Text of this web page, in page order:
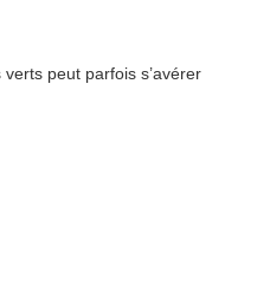
peut parfois s’avérer